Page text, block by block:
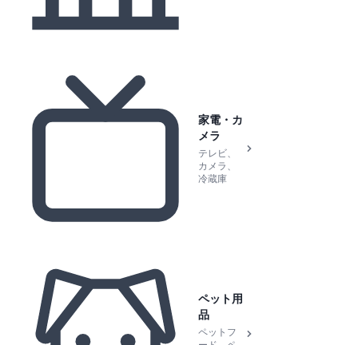
家電・カ
メラ
テレビ、
カメラ、
冷蔵庫
ペット用
品
ペットフ